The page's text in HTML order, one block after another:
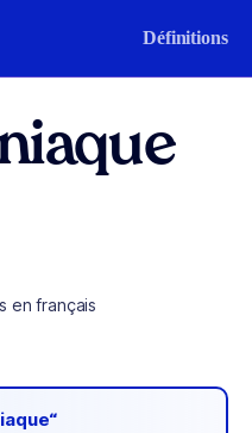
Définitions
en français